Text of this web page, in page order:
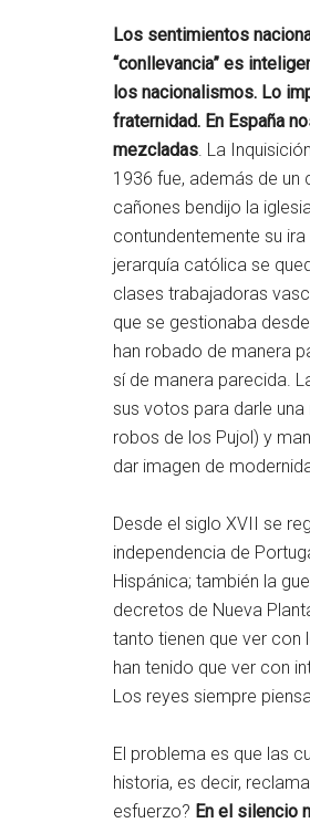
Los sentimientos
“conllevancia” es
los nacionalismos. Lo
fraternidad. En España
mezcladas. La
1936 fue, además de un
cañones bendijo la
contundentemente su
jerarquía católica se
clases trabajadoras
que se gestionaba
han robado de manera
sí de manera parecida.
sus votos para darle una
robos de los Pujol) y
dar imagen de
Desde el siglo XVII se
independencia de
Hispánica; también la
decretos de Nueva
tanto tienen que ver con
han tenido que ver con
Los reyes siempre
El problema es que las
historia, es decir,
esfuerzo? En el silencio